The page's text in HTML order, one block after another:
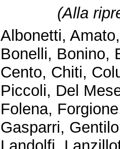
(Alla
Albonetti,
Bonelli, Bonino,
Cento, Chiti,
Piccoli, Del
Folena,
Gasparri,